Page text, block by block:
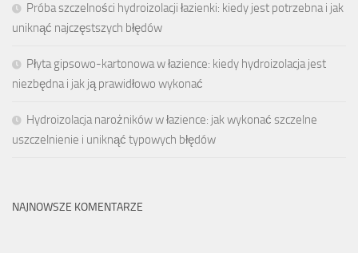
Próba szczelności hydroizolacji łazienki: kiedy jest potrzebna i jak
uniknąć najczęstszych błędów
Płyta gipsowo-kartonowa w łazience: kiedy hydroizolacja jest
niezbędna i jak ją prawidłowo wykonać
Hydroizolacja narożników w łazience: jak wykonać szczelne
uszczelnienie i uniknąć typowych błędów
NAJNOWSZE KOMENTARZE